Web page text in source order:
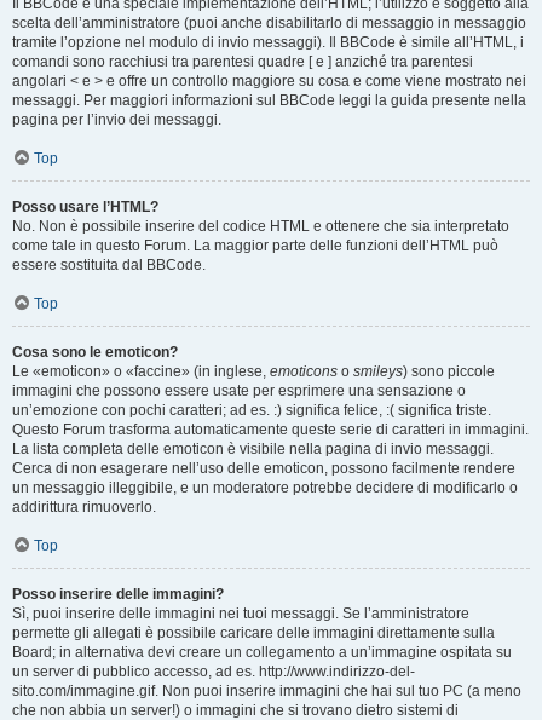
Il BBCode è una speciale implementazione dell’HTML; l’utilizzo è soggetto alla
scelta dell’amministratore (puoi anche disabilitarlo di messaggio in messaggio
tramite l’opzione nel modulo di invio messaggi). Il BBCode è simile all’HTML, i
comandi sono racchiusi tra parentesi quadre [ e ] anziché tra parentesi
angolari < e > e offre un controllo maggiore su cosa e come viene mostrato nei
messaggi. Per maggiori informazioni sul BBCode leggi la guida presente nella
pagina per l’invio dei messaggi.
Top
Posso usare l’HTML?
No. Non è possibile inserire del codice HTML e ottenere che sia interpretato
come tale in questo Forum. La maggior parte delle funzioni dell’HTML può
essere sostituita dal BBCode.
Top
Cosa sono le emoticon?
Le «emoticon» o «faccine» (in inglese, emoticons o smileys) sono piccole
immagini che possono essere usate per esprimere una sensazione o
un’emozione con pochi caratteri; ad es. :) significa felice, :( significa triste.
Questo Forum trasforma automaticamente queste serie di caratteri in immagini.
La lista completa delle emoticon è visibile nella pagina di invio messaggi.
Cerca di non esagerare nell’uso delle emoticon, possono facilmente rendere
un messaggio illeggibile, e un moderatore potrebbe decidere di modificarlo o
addirittura rimuoverlo.
Top
Posso inserire delle immagini?
Sì, puoi inserire delle immagini nei tuoi messaggi. Se l’amministratore
permette gli allegati è possibile caricare delle immagini direttamente sulla
Board; in alternativa devi creare un collegamento a un’immagine ospitata su
un server di pubblico accesso, ad es. http://www.indirizzo-del-
sito.com/immagine.gif. Non puoi inserire immagini che hai sul tuo PC (a meno
che non abbia un server!) o immagini che si trovano dietro sistemi di